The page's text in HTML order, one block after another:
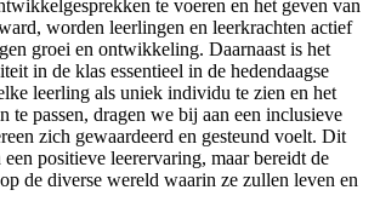
te voeren en het geven van
worden leerlingen en leerkrachten actief
groei en ontwikkeling. Daarnaast is het
in de klas essentieel in de hedendaagse
leerling als uniek individu te zien en het
te passen, dragen we bij aan een inclusieve
zich gewaardeerd en gesteund voelt. Dit
positieve leerervaring, maar bereidt de
de diverse wereld waarin ze zullen leven en